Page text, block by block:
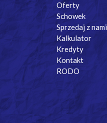
Oferty
Schowek
Sprzedaj z nami
Kalkulator
Kredyty
Kontakt
RODO